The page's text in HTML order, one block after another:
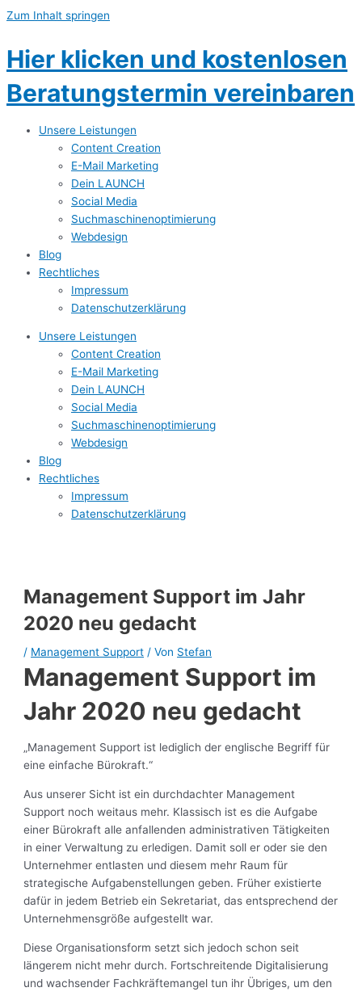
Zum Inhalt springen
Hier klicken und kostenlosen
Beratungstermin vereinbaren
Unsere Leistungen
Content Creation
E-Mail Marketing
Dein LAUNCH
Social Media
Suchmaschinenoptimierung
Webdesign
Blog
Rechtliches
Impressum
Datenschutzerklärung
Unsere Leistungen
Content Creation
E-Mail Marketing
Dein LAUNCH
Social Media
Suchmaschinenoptimierung
Webdesign
Blog
Rechtliches
Impressum
Datenschutzerklärung
Management Support im Jahr
2020 neu gedacht
/ Management Support / Von Stefan
Management Support im
Jahr 2020 neu gedacht
„Management Support ist lediglich der englische Begriff für
eine einfache Bürokraft.“
Aus unserer Sicht ist ein durchdachter Management
Support noch weitaus mehr. Klassisch ist es die Aufgabe
einer Bürokraft alle anfallenden administrativen Tätigkeiten
in einer Verwaltung zu erledigen. Damit soll er oder sie den
Unternehmer entlasten und diesem mehr Raum für
strategische Aufgabenstellungen geben. Früher existierte
dafür in jedem Betrieb ein Sekretariat, das entsprechend der
Unternehmensgröße aufgestellt war.
Diese Organisationsform setzt sich jedoch schon seit
längerem nicht mehr durch. Fortschreitende Digitalisierung
und wachsender Fachkräftemangel tun ihr Übriges, um den